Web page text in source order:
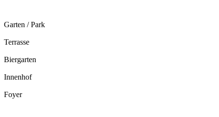
Garten / Park
Terrasse
Biergarten
Innenhof
Foyer